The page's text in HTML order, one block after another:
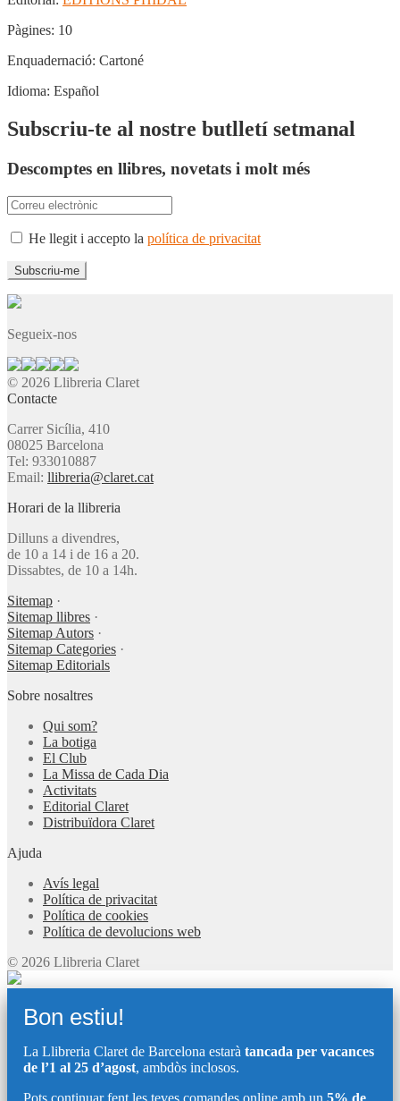
Pàgines: 10
Enquadernació: Cartoné
Idioma: Español
Subscriu-te al nostre butlletí setmanal
Descomptes en llibres, novetats i molt més
He llegit i accepto la política de privacitat
Segueix-nos
© 2026 Llibreria Claret
Contacte
Carrer Sicília, 410
08025 Barcelona
Tel: 933010887
Email: llibreria@claret.cat
Horari de la llibreria
Dilluns a divendres,
de 10 a 14 i de 16 a 20.
Dissabtes, de 10 a 14h.
Sitemap ·
Sitemap llibres ·
Sitemap Autors ·
Sitemap Categories ·
Sitemap Editorials
Sobre nosaltres
Qui som?
La botiga
El Club
La Missa de Cada Dia
Activitats
Editorial Claret
Distribuïdora Claret
Ajuda
Avís legal
Política de privacitat
Política de cookies
Política de devolucions web
© 2026 Llibreria Claret
Bon estiu!
La Llibreria Claret de Barcelona estarà tancada per vacances
de l’1 al 25 d’agost, ambdòs inclosos.
Pots continuar fent les teves comandes online amb un 5% de